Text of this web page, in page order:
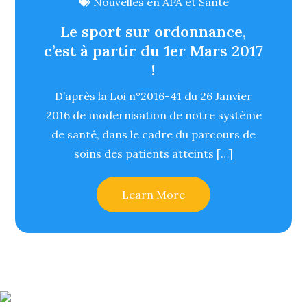
Le sport sur ordonnance,
c’est à partir du 1er Mars 2017
!
D’après la Loi n°2016-41 du 26 Janvier
2016 de modernisation de notre système
de santé, dans le cadre du parcours de
soins des patients atteints […]
Learn More